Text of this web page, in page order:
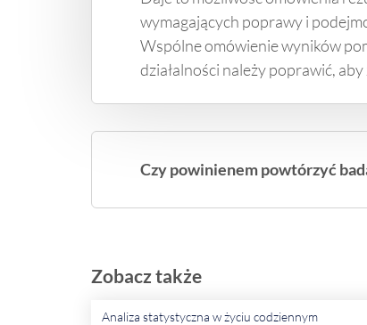
wymagających poprawy i
Wspólne omówienie wyników
działalności należy poprawić,
Czy powinienem powtórzyć
Zobacz także
Analiza statystyczna w życiu codziennym